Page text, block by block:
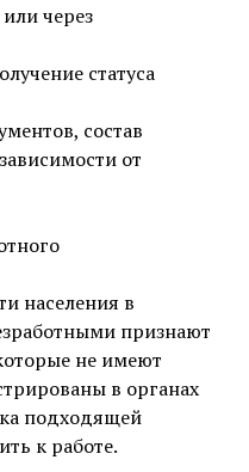
через
статуса
состав
от
населения в
признают
не имеют
в органах
подходящей
к работе.